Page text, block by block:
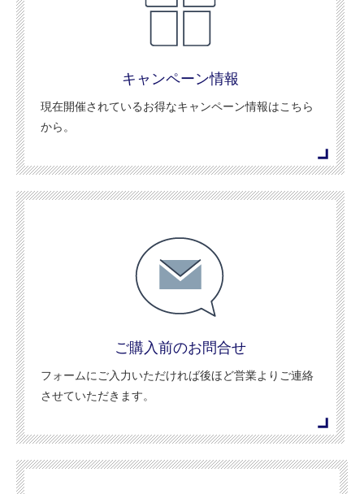
キャンペーン情報
現在開催されているお得なキャンペーン情報はこちら
から。
ご購入前のお問合せ
フォームにご入力いただければ後ほど営業よりご連絡
させていただきます。